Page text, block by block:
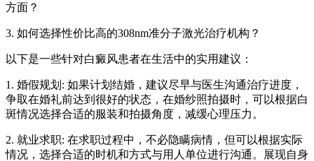
方面？
3. 如何选择性价比高的308nm准分子激光治疗机构？
以下是一些针对白癜风患者在生活中的实用建议：
1. 婚假规划: 如果计划结婚，建议尽早与医生沟通治疗进度，
争取在婚礼前达到很好的状态，在婚纱照拍摄时，可以根据白
斑情况选择合适的服装和拍摄角度，减缓心理压力。
2. 就业求职: 在求职过程中，不必隐瞒病情，但可以根据实际
情况，选择合适的时机和方式与用人单位进行沟通。展现自身